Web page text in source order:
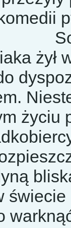
żył
życiu